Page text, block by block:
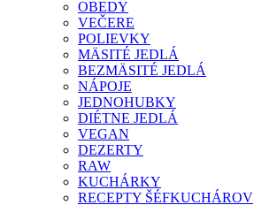
OBEDY
VEČERE
POLIEVKY
MÄSITÉ JEDLÁ
BEZMÄSITÉ JEDLÁ
NÁPOJE
JEDNOHUBKY
DIÉTNE JEDLÁ
VEGAN
DEZERTY
RAW
KUCHÁRKY
RECEPTY ŠÉFKUCHÁROV